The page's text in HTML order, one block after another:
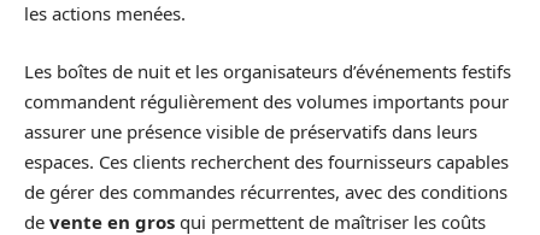
les actions menées.
Les boîtes de nuit et les organisateurs d’événements festifs
commandent régulièrement des volumes importants pour
assurer une présence visible de préservatifs dans leurs
espaces. Ces clients recherchent des fournisseurs capables
de gérer des commandes récurrentes, avec des conditions
de vente en gros qui permettent de maîtriser les coûts